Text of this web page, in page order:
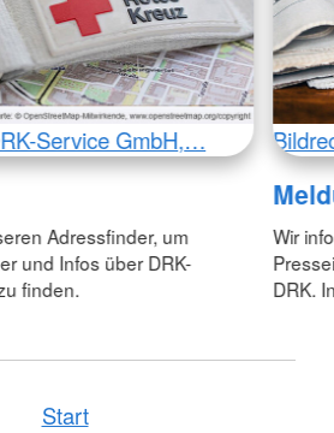
Service GmbH,…
Adressfinder, um
und Infos über DRK-
finden.
Wir
DRK.
Start